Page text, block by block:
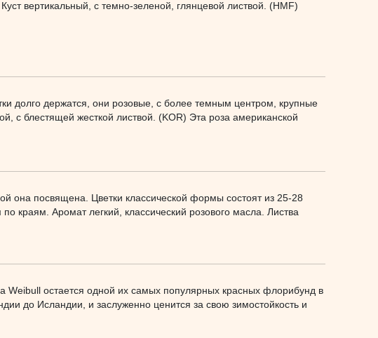
вертикальный, с темно-зеленой, глянцевой листвой. (HMF)
долго держатся, они розовые, с более темным центром, крупные
с блестящей жесткой листвой. (KOR) Эта роза американской
она посвящена. Цветки классической формы состоят из 25-28
краям. Аромат легкий, классический розового масла. Листва
Weibull остается одной их самых популярных красных флорибунд в
до Исландии, и заслуженно ценится за свою зимостойкость и